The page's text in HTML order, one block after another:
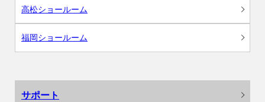
高松ショールーム
福岡ショールーム
サポート